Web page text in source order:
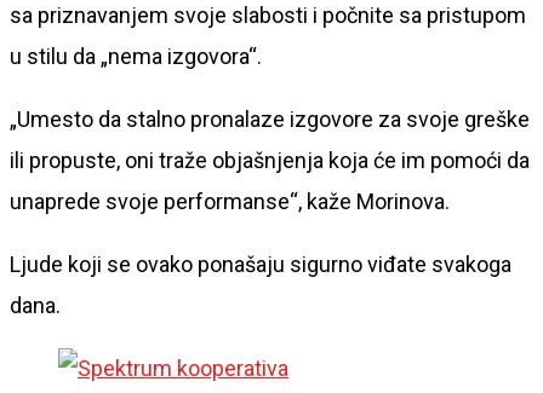
sa priznavanjem svoje slabosti i počnite sa pristupom
u stilu da „nema izgovora“.
„Umesto da stalno pronalaze izgovore za svoje greške
ili propuste, oni traže objašnjenja koja će im pomoći da
unaprede svoje performanse“, kaže Morinova.
Ljude koji se ovako ponašaju sigurno viđate svakoga
dana.